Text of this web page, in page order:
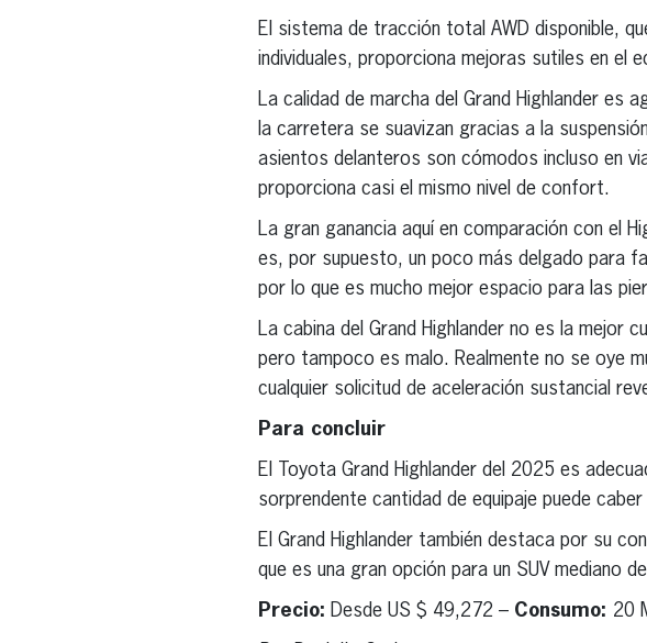
El sistema de tracción total AWD disponible,
individuales, proporciona mejoras sutiles en el
La calidad de marcha del Grand Highlander es
la carretera se suavizan gracias a la
asientos delanteros son cómodos incluso en
proporciona casi el mismo nivel de confort.
La gran ganancia aquí en comparación con el
es, por supuesto, un poco más delgado para
por lo que es mucho mejor espacio para las
La cabina del Grand Highlander no es la mejor
pero tampoco es malo. Realmente no se oye
cualquier solicitud de aceleración sustancial
Para concluir
El Toyota Grand Highlander del 2025 es
sorprendente cantidad de equipaje puede
El Grand Highlander también destaca por su
que es una gran opción para un SUV mediano
Precio: Desde US $ 49,272 – Consumo: 20